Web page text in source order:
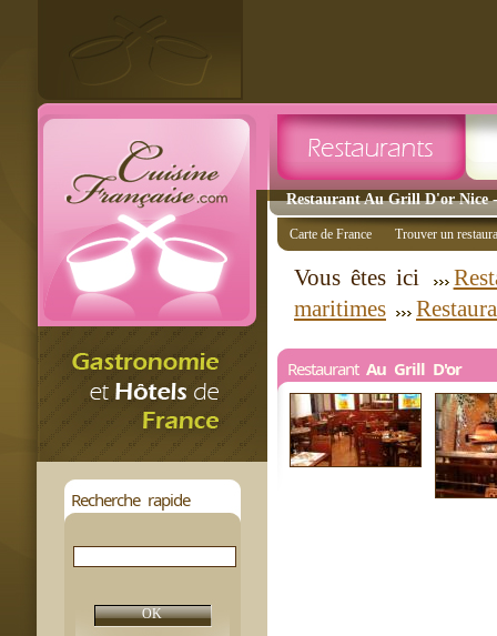
Restaurant Au Grill D'or Nice
Recherche rapide
Carte de France Trouver un
Vous êtes ici
maritimes
Restaurant Au Grill D'or